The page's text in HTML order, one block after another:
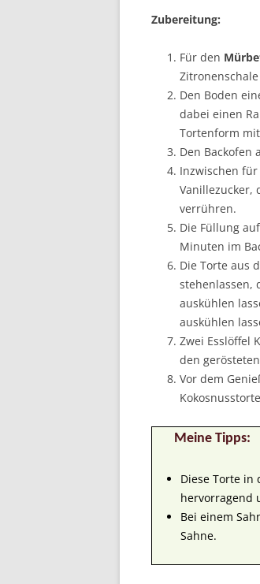
Zubereitung:
Für den
Den Boden
dabei einen
Tortenform
Den Backofen
Inzwischen für
Vanillezucker,
verrühren.
Die Füllung
Minuten im
Die Torte aus
stehenlassen,
auskühlen
auskühlen
Zwei Esslöffel
den
Vor dem
Meine Tipps:
Diese Torte in
hervorragend
Bei einem
Sahne.